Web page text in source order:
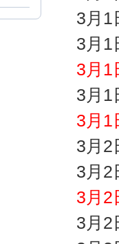
3月1
3月1
3月1
3月1
3月1
3月2
3月2
3月2
3月2